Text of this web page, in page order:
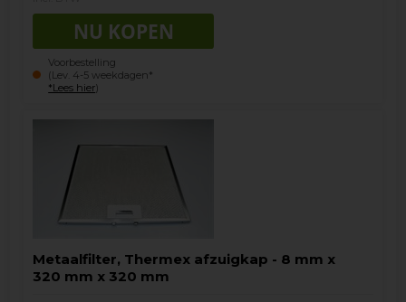
Voorbestelling
(Lev. 4-5 weekdagen*
*Lees hier)
Metaalfilter, Thermex afzuigkap - 8 mm x
320 mm x 320 mm